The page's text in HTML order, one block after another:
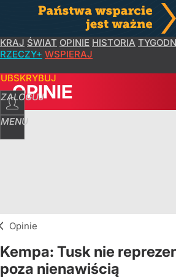
KRAJ ŚWIAT OPINIE HISTORIA
RZECZY+ WSPIERAJ
ZALOGUJ
MENU
OPINIE
Opinie
Kempa: Tusk nie
poza nienawiścią